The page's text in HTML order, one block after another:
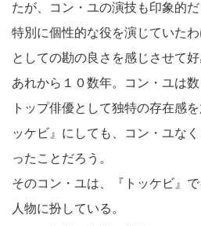
たが、コン・ユの演技も印象的だ
特別に個性的な役を演じていた
としての勘の良さを感じさせて好
あれから１０数年。コン・ユは
トップ俳優として独特の存在感
ッケビ』にしても、コン・ユな
ったことだろう。
そのコン・ユは、『トッケビ』
人物に扮している。